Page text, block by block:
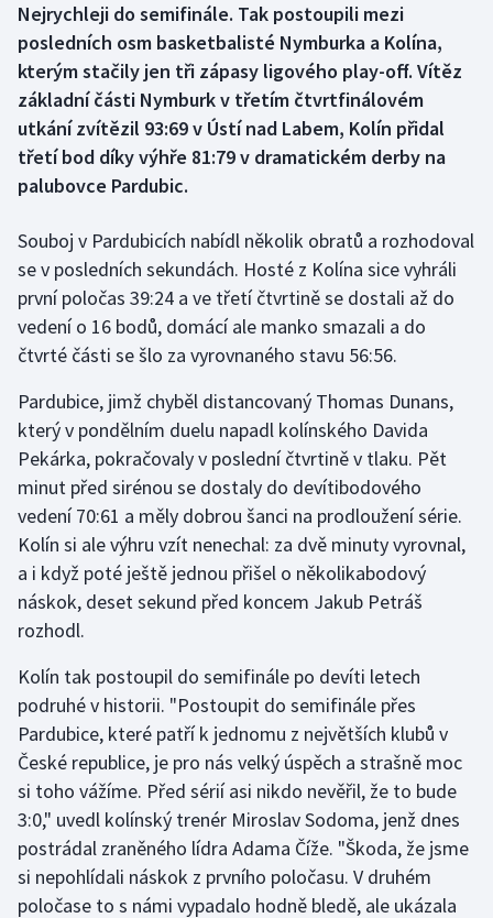
Box
Curling
Dostihy
Futsal
Golf
Gymnastika
Házená
Jezdectví
Judo
Krasobruslení
Lezení
Lyže a snowboard
Moderní pětiboj
Motorsport
Olympijské hry
Parasport
Nejrychleji do semifinále. Tak postoupili mezi
posledních osm basketbalisté Nymburka a Kolína,
kterým stačily jen tři zápasy ligového play-off. Vítěz
základní části Nymburk v třetím čtvrtfinálovém
utkání zvítězil 93:69 v Ústí nad Labem, Kolín přidal
třetí bod díky výhře 81:79 v dramatickém derby na
palubovce Pardubic.
Souboj v Pardubicích nabídl několik obratů a rozhodoval
se v posledních sekundách. Hosté z Kolína sice vyhráli
první poločas 39:24 a ve třetí čtvrtině se dostali až do
vedení o 16 bodů, domácí ale manko smazali a do
čtvrté části se šlo za vyrovnaného stavu 56:56.
Pardubice, jimž chyběl distancovaný Thomas Dunans,
který v pondělním duelu napadl kolínského Davida
Pekárka, pokračovaly v poslední čtvrtině v tlaku. Pět
minut před sirénou se dostaly do devítibodového
vedení 70:61 a měly dobrou šanci na prodloužení série.
Kolín si ale výhru vzít nenechal: za dvě minuty vyrovnal,
a i když poté ještě jednou přišel o několikabodový
náskok, deset sekund před koncem Jakub Petráš
rozhodl.
Kolín tak postoupil do semifinále po devíti letech
podruhé v historii. "Postoupit do semifinále přes
Pardubice, které patří k jednomu z největších klubů v
České republice, je pro nás velký úspěch a strašně moc
si toho vážíme. Před sérií asi nikdo nevěřil, že to bude
3:0," uvedl kolínský trenér Miroslav Sodoma, jenž dnes
postrádal zraněného lídra Adama Číže. "Škoda, že jsme
si nepohlídali náskok z prvního poločasu. V druhém
poločase to s námi vypadalo hodně bledě, ale ukázala